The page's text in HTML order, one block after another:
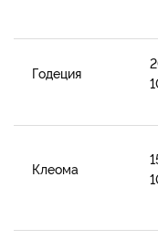
Годеция
Клеома